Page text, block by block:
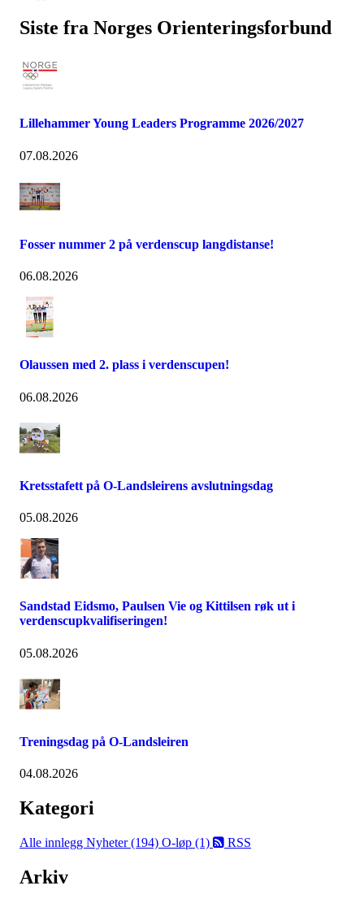
Siste fra Norges Orienteringsforbund
Lillehammer Young Leaders Programme 2026/2027
07.08.2026
Fosser nummer 2 på verdenscup langdistanse!
06.08.2026
Olaussen med 2. plass i verdenscupen!
06.08.2026
Kretsstafett på O-Landsleirens avslutningsdag
05.08.2026
Sandstad Eidsmo, Paulsen Vie og Kittilsen røk ut i
verdenscupkvalifiseringen!
05.08.2026
Treningsdag på O-Landsleiren
04.08.2026
Kategori
Alle innlegg Nyheter (194) O-løp (1) RSS
Arkiv